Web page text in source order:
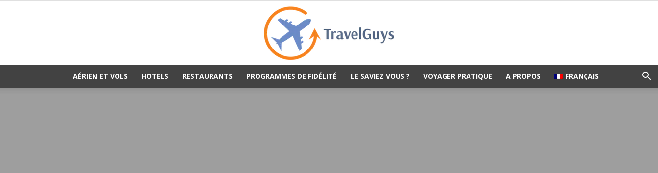
AÉRIEN ET VOLS HOTELS RESTAURANTS PROGRAMMES DE FIDÉLITÉ LE SAVIEZ VOUS ? VOYAGER PRATIQUE A PROPOS FRANÇAIS